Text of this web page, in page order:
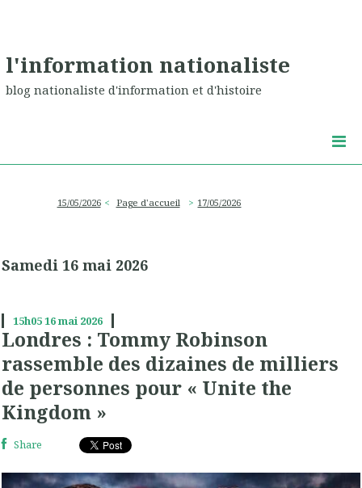
l'information nationaliste
blog nationaliste d'information et d'histoire
15/05/2026 Page d'accueil 17/05/2026
Samedi 16 mai 2026
15h0516mai 2026
Londres : Tommy Robinson
rassemble des dizaines de milliers
de personnes pour « Unite the
Kingdom »
Share